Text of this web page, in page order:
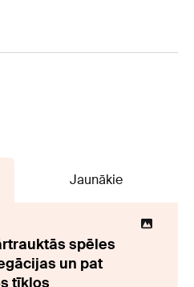
Jaunākie
spēles
un pat
tīklos